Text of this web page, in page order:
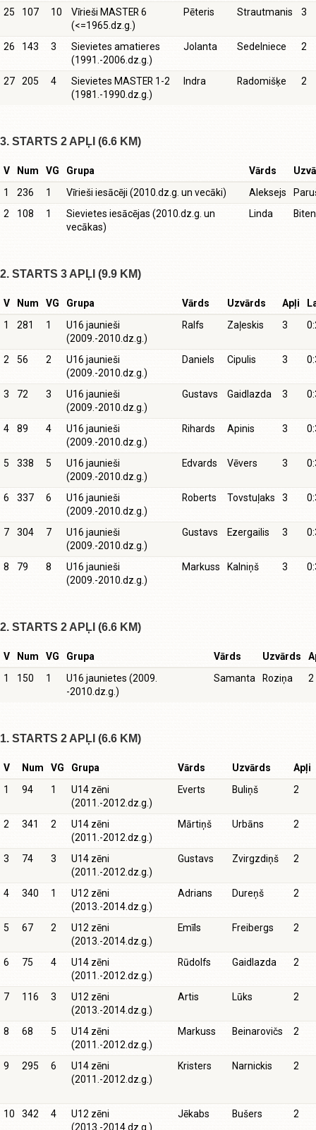
25 107 10
Vīrieši MASTER 6
(<=1965.dz.g.)
Pēteris Strautmanis 3
26 143 3
Sievietes amatieres
(1991.-2006.dz.g.)
Jolanta Sedelniece 2
27 205 4
Sievietes MASTER 1-2
(1981.-1990.dz.g.)
Indra Radomišķe 2
3. STARTS 2 APĻI (6.6 KM)
V Num VG Grupa Vārds
1
236 1 Vīrieši iesācēji (2010.dz.g. un vecāki) Aleksejs
2
108 1
Sievietes iesācējas (2010.dz.g. un
vecākas)
Linda
2. STARTS 3 APĻI (9.9 KM)
V Num VG Grupa Vārds Uzvārds Apļi
1
281 1
U16 jaunieši
(2009.-2010.dz.g.)
Ralfs Zaļeskis 3
2 56 2
U16 jaunieši
(2009.-2010.dz.g.)
Daniels Cipulis 3
3 72 3
U16 jaunieši
(2009.-2010.dz.g.)
Gustavs Gaidlazda 3
4 89 4
U16 jaunieši
(2009.-2010.dz.g.)
Rihards Apinis 3
5 338 5
U16 jaunieši
(2009.-2010.dz.g.)
Edvards Vēvers 3
6 337 6
U16 jaunieši
(2009.-2010.dz.g.)
Roberts Tovstuļaks 3
7 304 7
U16 jaunieši
(2009.-2010.dz.g.)
Gustavs Ezergailis 3
8 79 8
U16 jaunieši
(2009.-2010.dz.g.)
Markuss Kalniņš 3
2. STARTS 2 APĻI (6.6 KM)
V Num VG Grupa Vārds Uzvārds
1
150 1
U16 jaunietes (2009.
-2010.dz.g.)
Samanta Roziņa 2
1. STARTS 2 APĻI (6.6 KM)
V Num VG Grupa Vārds Uzvārds
Apļi
1
94 1
U14 zēni
(2011.-2012.dz.g.)
Everts Buliņš 2
2 341 2
U14 zēni
(2011.-2012.dz.g.)
Mārtiņš Urbāns 2
3 74 3
U14 zēni
(2011.-2012.dz.g.)
Gustavs Zvirgzdiņš 2
4 340 1
U12 zēni
(2013.-2014.dz.g.)
Adrians Dureņš 2
5 67 2
U12 zēni
(2013.-2014.dz.g.)
Emīls Freibergs 2
6 75 4
U14 zēni
(2011.-2012.dz.g.)
Rūdolfs Gaidlazda 2
7 116 3
U12 zēni
(2013.-2014.dz.g.)
Artis Lūks 2
8 68 5
U14 zēni
(2011.-2012.dz.g.)
Markuss Beinarovičs 2
9 295 6
U14 zēni
(2011.-2012.dz.g.)
Kristers Narnickis 2
10 342 4
U12 zēni
(2013.-2014.dz.g.)
Jēkabs Bušers 2